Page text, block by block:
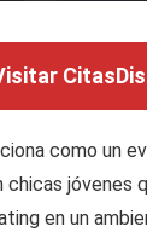
como un
chicas jóvenes
en un